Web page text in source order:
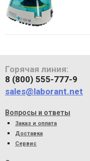
Горячая линия:
8 (800) 555-777-9
sales@laborant.net
Вопросы и ответы
Заказ и оплата
Доставка
Сервис